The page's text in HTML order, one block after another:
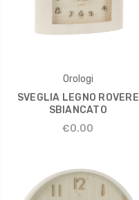
Orologi
SVEGLIA LEGNO ROVERE
SBIANCATO
€0.00